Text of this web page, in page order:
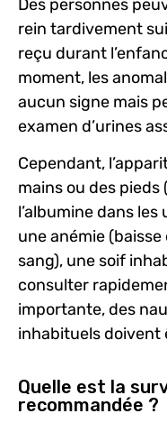
Des personnes
rein tardivement
reçu durant
moment, les
aucun signe mais
examen d’urines
Cependant,
mains ou des
l’albumine dans
uneanémie
sang), une soif
consulter
importante, des
inhabituels doivent
Quelle est la
recommandée ?